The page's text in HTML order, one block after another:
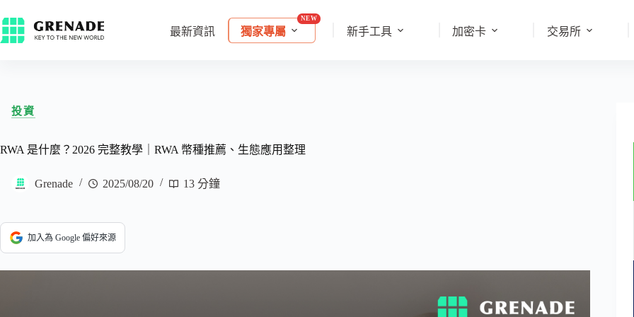
最新資訊 獨家專屬 新手工具 加密卡 交易所
投資
RWA 是什麼？2026 完整教學｜RWA 幣種推薦、生態應用整理
Grenade 2025/08/20 13 分鐘
加入為 Google 偏好來源